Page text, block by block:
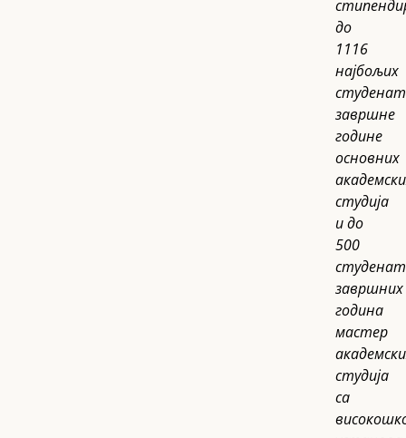
до
1116
најбољих
завршне
године
основних
студија
и до
500
завршних
година
мастер
студија
са